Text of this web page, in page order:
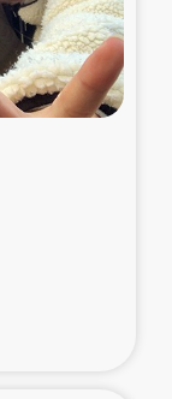
建支援
事業
被災者支援
再建支援